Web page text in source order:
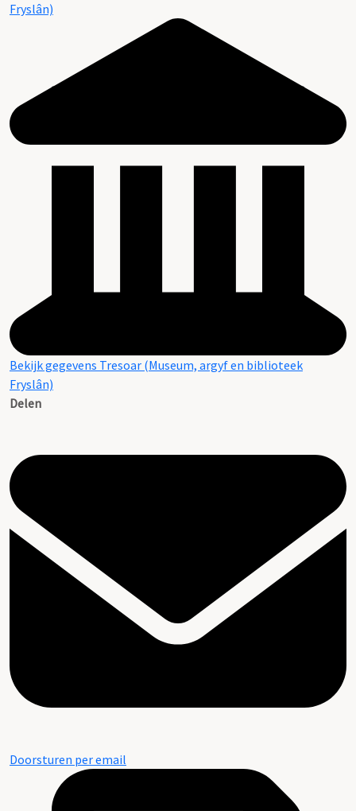
Fryslân)
Bekijk gegevens Tresoar (Museum, argyf en biblioteek
Fryslân)
Delen
Doorsturen per email